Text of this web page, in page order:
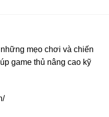
mẹo chơi và chiến
game thủ nâng cao kỹ